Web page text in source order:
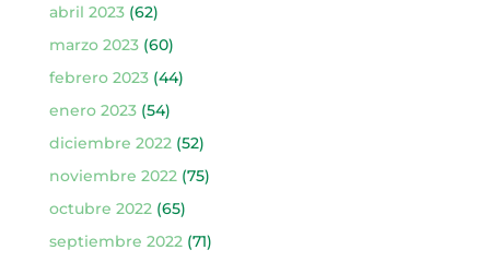
abril 2023(62)
marzo 2023(60)
febrero 2023(44)
enero 2023(54)
diciembre 2022(52)
noviembre 2022(75)
octubre 2022(65)
septiembre 2022(71)